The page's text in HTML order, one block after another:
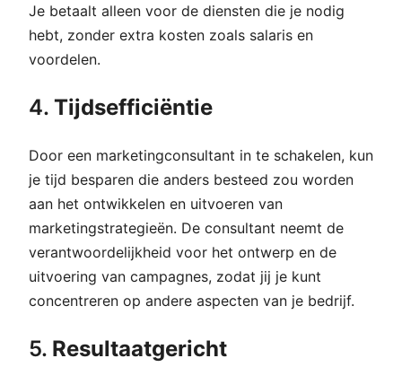
Je betaalt alleen voor de diensten die je nodig
hebt, zonder extra kosten zoals salaris en
voordelen.
4. Tijdsefficiëntie
Door een marketingconsultant in te schakelen, kun
je tijd besparen die anders besteed zou worden
aan het ontwikkelen en uitvoeren van
marketingstrategieën. De consultant neemt de
verantwoordelijkheid voor het ontwerp en de
uitvoering van campagnes, zodat jij je kunt
concentreren op andere aspecten van je bedrijf.
5. Resultaatgericht